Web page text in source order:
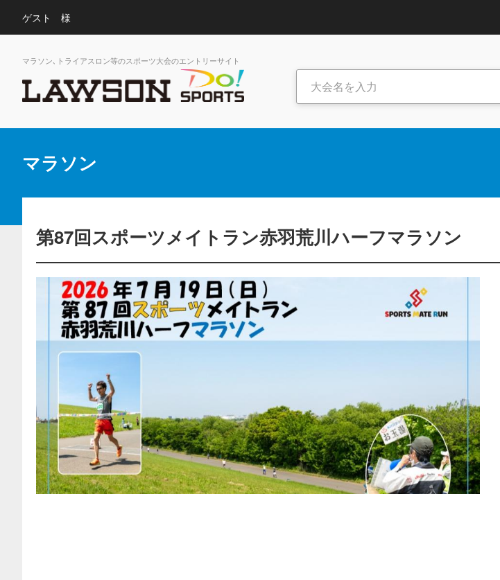
ゲスト 様
マラソン､トライアスロン等のスポーツ大会のエントリーサイト
マラソン
第87回スポーツメイトラン赤羽荒川ハーフマラソン